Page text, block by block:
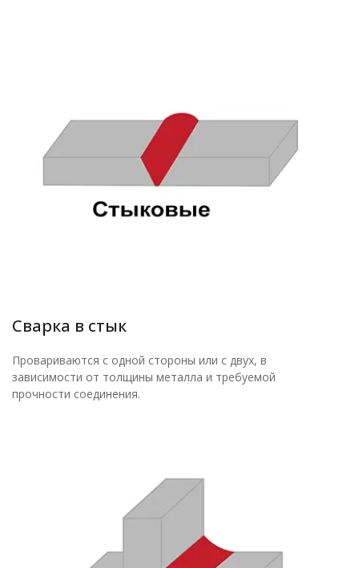
Сварка в стык
Провариваются с одной стороны или с двух, в
зависимости от толщины металла и требуемой
прочности соединения.